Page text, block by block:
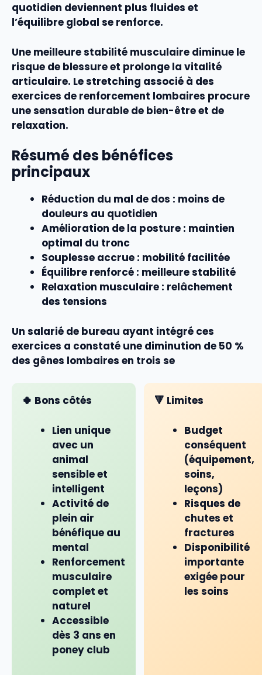
quotidien deviennent plus fluides et
l’équilibre global se renforce.
Une meilleurestabilité musculaire diminue le
risque de blessure et prolonge la vitalité
articulaire. Lestretching associé à des
exercices de renforcement lombaires procure
une sensation durable de bien-être et de
relaxation.
Résumé des bénéfices
principaux
Réduction du mal de dos : moins de
douleurs au quotidien
Amélioration de la posture : maintien
optimal du tronc
Souplesse accrue : mobilité facilitée
Équilibre renforcé : meilleure stabilité
Relaxation musculaire : relâchement
des tensions
Un salarié de bureau ayant intégré ces
exercices a constaté une diminution de 50 %
des gênes lombaires en trois se
🍀 Bons côtés
Lien unique
avec un
animal
sensible et
intelligent
Activité de
plein air
bénéfique au
mental
Renforcement
musculaire
complet et
naturel
Accessible
dès 3 ans en
poney club
🔻 Limites
Budget
conséquent
(équipement,
soins,
leçons)
Risques de
chutes et
fractures
Disponibilité
importante
exigée pour
les soins